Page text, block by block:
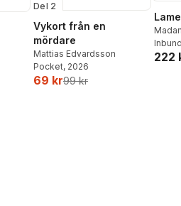
antal röster:
Del 2
Vykort från en
mördare
Mattias Edvardsson
Pocket, 2026
69 kr99 kr
222